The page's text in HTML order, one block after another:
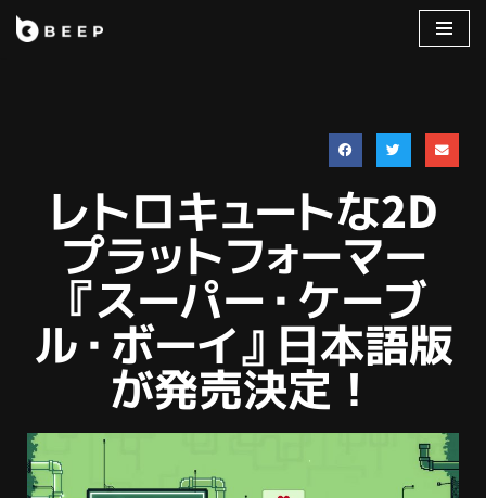
レトロキュートな2D
プラットフォーマー
『スーパー・ケーブ
ル・ボーイ』日本語版
が発売決定！